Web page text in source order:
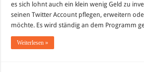
es sich lohnt auch ein klein wenig Geld zu
seinen Twitter Account pflegen, erweitern
möchte. Es wird ständig an dem Programm
Weiterlesen »